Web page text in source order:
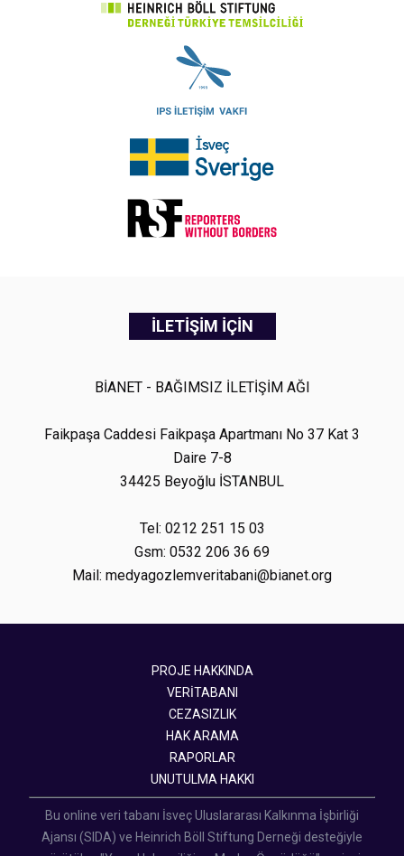
İLETİŞİM İÇİN
BİANET - BAĞIMSIZ İLETİŞİM AĞI
Faikpaşa Caddesi Faikpaşa Apartmanı No 37 Kat 3
Daire 7-8
34425 Beyoğlu İSTANBUL
Tel: 0212 251 15 03
Gsm: 0532 206 36 69
Mail: medyagozlemveritabani@bianet.org
PROJE HAKKINDA
VERİTABANI
CEZASIZLIK
HAK ARAMA
RAPORLAR
UNUTULMA HAKKI
Bu online veri tabanı İsveç Uluslararası Kalkınma İşbirliği
Ajansı (SIDA) ve Heinrich Böll Stiftung Derneği desteğiyle